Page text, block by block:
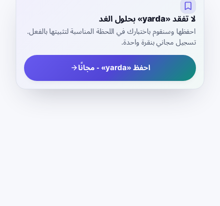
لا تفقد «yarda» بحلول الغد
احفظها وسنقوم باختبارك في اللحظة المناسبة لتثبيتها بالفعل.
تسجيل مجاني بنقرة واحدة.
احفظ «yarda» - مجانًا